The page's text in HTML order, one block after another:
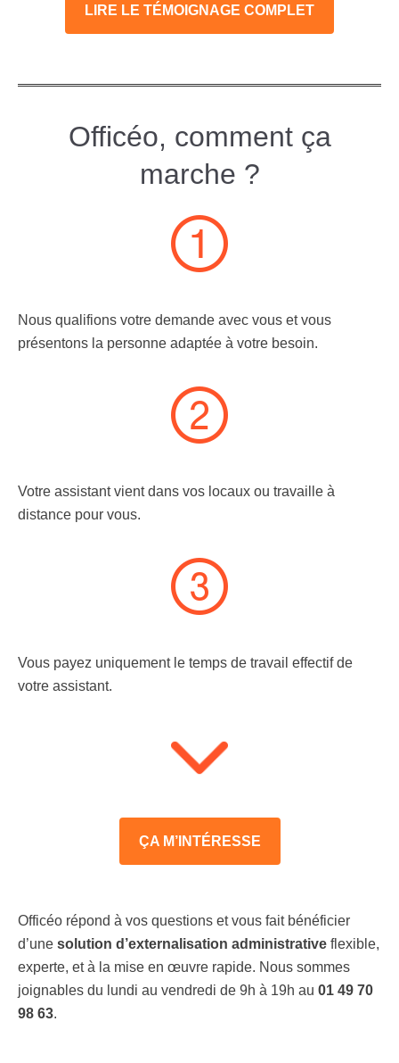
LIRE LE TÉMOIGNAGE COMPLET
Officéo, comment ça
marche ?
Nous qualifions votre demande avec vous et vous
présentons la personne adaptée à votre besoin.
Votre assistant vient dans vos locaux ou travaille à
distance pour vous.
Vous payez uniquement le temps de travail effectif de
votre assistant.
ÇA M’INTÉRESSE
Officéo répond à vos questions et vous fait bénéficier
d’une solution d’externalisation administrative flexible,
experte, et à la mise en œuvre rapide. Nous sommes
joignables du lundi au vendredi de 9h à 19h au 01 49 70
98 63.